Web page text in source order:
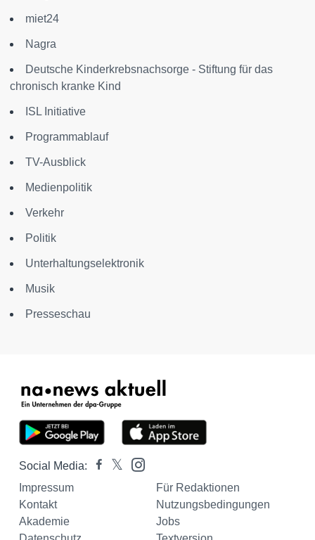
miet24
Nagra
Deutsche Kinderkrebsnachsorge - Stiftung für das
chronisch kranke Kind
ISL Initiative
Programmablauf
TV-Ausblick
Medienpolitik
Verkehr
Politik
Unterhaltungselektronik
Musik
Presseschau
Social Media:
Impressum
Für Redaktionen
Kontakt
Nutzungsbedingungen
Akademie
Jobs